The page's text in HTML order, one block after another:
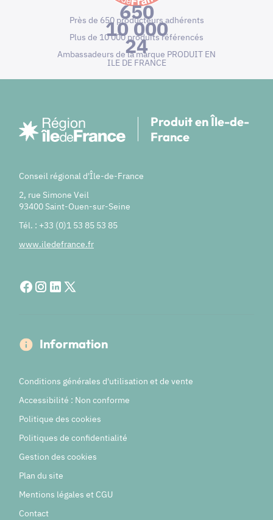
650
Près de 650 producteurs adhérents
10 000
Plus de 10 000 produits référencés
24
Ambassadeurs de la marque PRODUIT EN
ILE DE FRANCE
Produit en Île-de-
France
Conseil régional d'Île-de-France
2, rue Simone Veil
93400 Saint-Ouen-sur-Seine
Tél. : +33 (0)1 53 85 53 85
www.iledefrance.fr
Information
Conditions générales d'utilisation et de vente
Accessibilité : Non conforme
Politique des cookies
Politiques de confidentialité
Gestion des cookies
Plan du site
Mentions légales et CGU
Contact